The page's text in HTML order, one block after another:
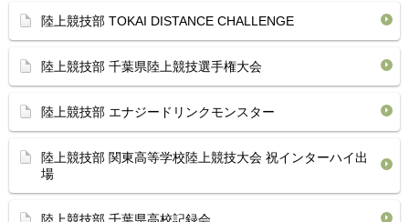
陸上競技部 TOKAI DISTANCE CHALLENGE
陸上競技部 千葉県陸上競技選手権大会
陸上競技部 エナジードリンクモンスター
陸上競技部 関東高等学校陸上競技大会 祝インターハイ出
場